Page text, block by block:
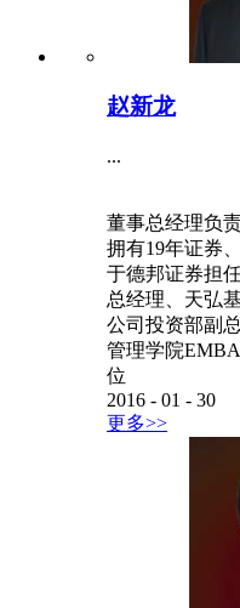
赵新龙
...
董事总经理负
拥有19年证券
于德邦证券担
总经理、天弘
公司投资部副
管理学院
位
2016 - 01 - 30
更多>>